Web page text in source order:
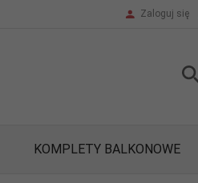
Zaloguj się
KOMPLETY BALKONOWE